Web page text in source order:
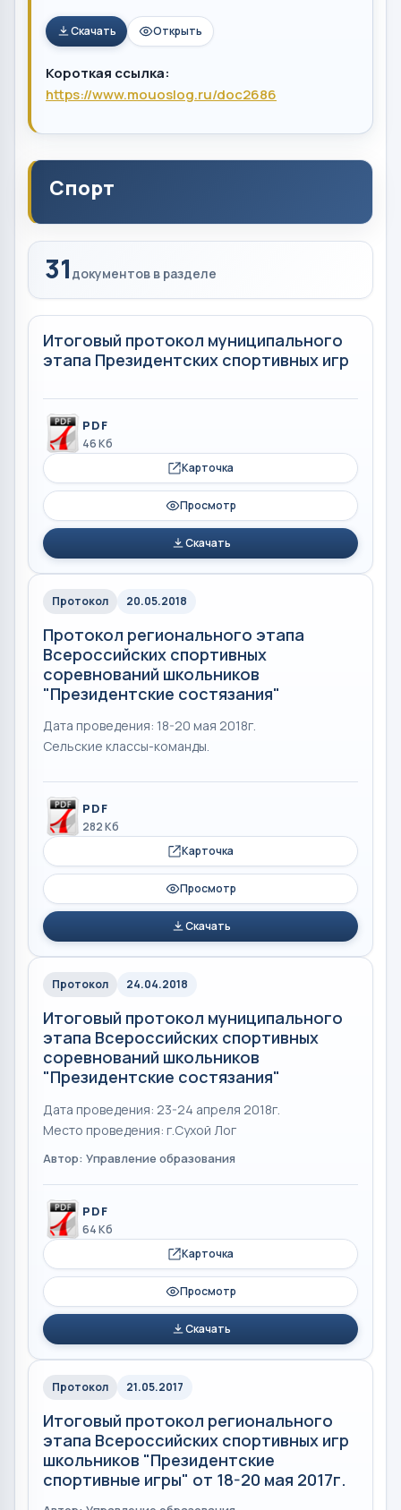
Скачать Открыть
Короткая ссылка:
https://www.mouoslog.ru/doc2686
Спорт
31 документов в разделе
Итоговый протокол муниципального
этапа Президентских спортивных игр
PDF
46 Кб
Карточка
Просмотр
Скачать
Протокол 20.05.2018
Протокол регионального этапа
Всероссийских спортивных
соревнований школьников
"Президентские состязания"
Дата проведения: 18-20 мая 2018г.
Сельские классы-команды.
PDF
282 Кб
Карточка
Просмотр
Скачать
Протокол 24.04.2018
Итоговый протокол муниципального
этапа Всероссийских спортивных
соревнований школьников
"Президентские состязания"
Дата проведения: 23-24 апреля 2018г.
Место проведения: г.Сухой Лог
Автор: Управление образования
PDF
64 Кб
Карточка
Просмотр
Скачать
Протокол 21.05.2017
Итоговый протокол регионального
этапа Всероссийских спортивных игр
школьников "Президентские
спортивные игры" от 18-20 мая 2017г.